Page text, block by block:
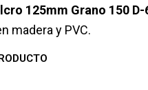
125mm Grano 150
madera y PVC.